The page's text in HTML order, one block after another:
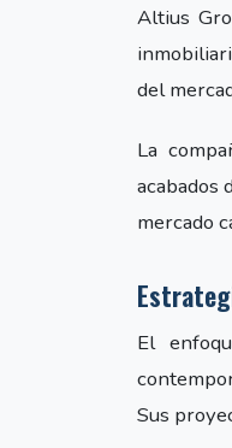
Altius
del
La
acabados
mercado
El
Sus